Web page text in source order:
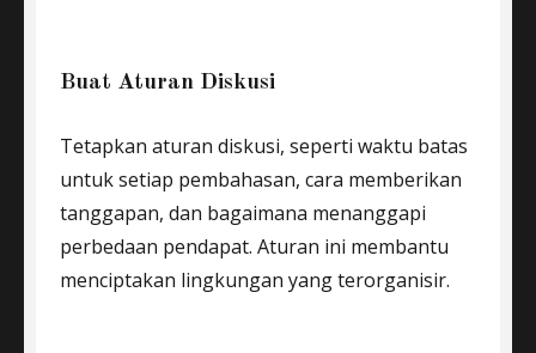
Buat Aturan Diskusi
Tetapkan aturan diskusi, seperti waktu batas
untuk setiap pembahasan, cara memberikan
tanggapan, dan bagaimana menanggapi
perbedaan pendapat. Aturan ini membantu
menciptakan lingkungan yang terorganisir.